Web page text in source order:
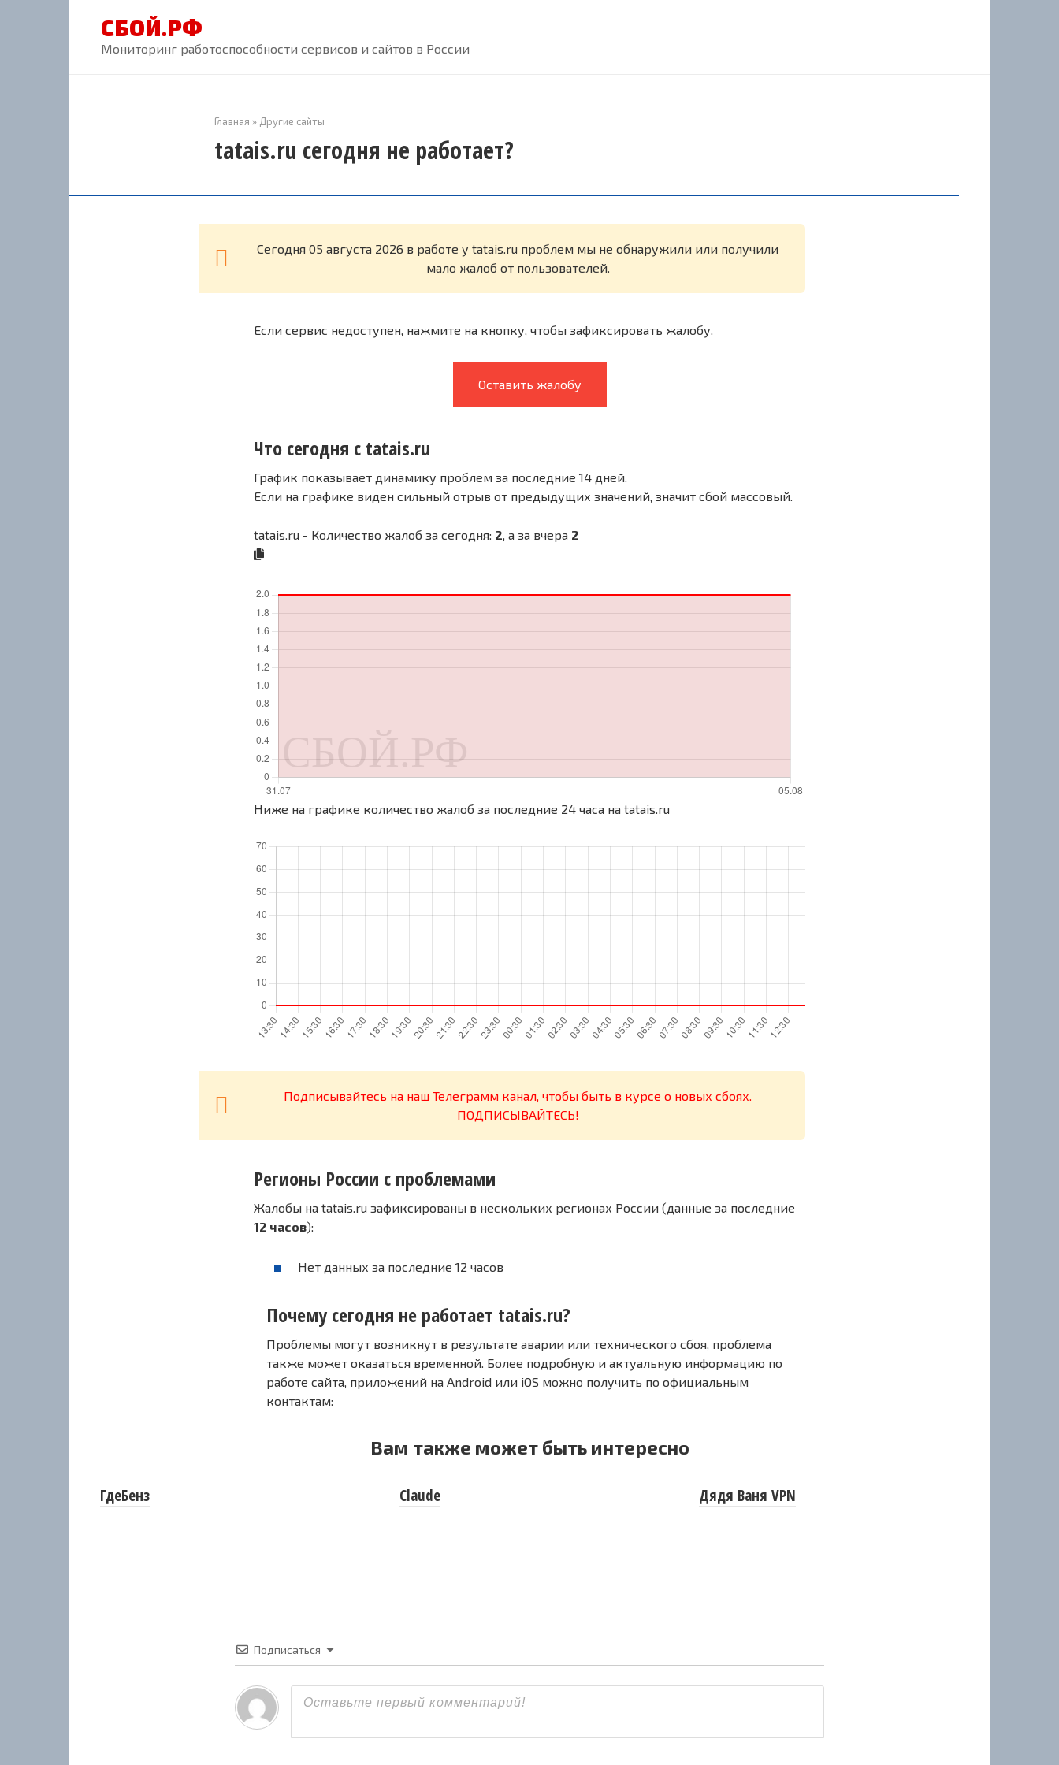
СБОЙ.РФ
Мониторинг работоспособности сервисов и сайтов в России
Главная » Другие сайты
tatais.ru сегодня не работает?
Cегодня 05 августа 2026 в работе у tatais.ru проблем мы не обнаружили или получили
мало жалоб от пользователей.
Если сервис недоступен, нажмите на кнопку, чтобы зафиксировать жалобу.
Оставить жалобу
Что сегодня с tatais.ru
График показывает динамику проблем за последние 14 дней.
Если на графике виден сильный отрыв от предыдущих значений, значит сбой массовый.
tatais.ru - Количество жалоб за сегодня: 2, а за вчера 2
Ниже на графике количество жалоб за последние 24 часа на tatais.ru
Подписывайтесь на наш Телеграмм канал, чтобы быть в курсе о новых сбоях.
ПОДПИСЫВАЙТЕСЬ!
Регионы России с проблемами
Жалобы на tatais.ru зафиксированы в нескольких регионах России (данные за последние
12 часов):
Нет данных за последние 12 часов
Почему сегодня не работает tatais.ru?
Проблемы могут возникнут в результате аварии или технического сбоя, проблема
также может оказаться временной. Более подробную и актуальную информацию по
работе сайта, приложений на Android или iOS можно получить по официальным
контактам:
Вам также может быть интересно
ГдеБенз Claude Дядя Ваня VPN
Подписаться